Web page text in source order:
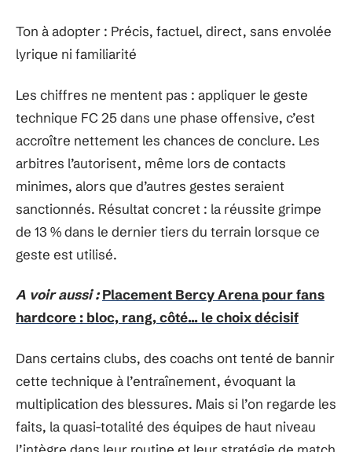
Ton à adopter : Précis, factuel, direct, sans envolée
lyrique ni familiarité
Les chiffres ne mentent pas : appliquer le geste
technique FC 25 dans une phase offensive, c’est
accroître nettement les chances de conclure. Les
arbitres l’autorisent, même lors de contacts
minimes, alors que d’autres gestes seraient
sanctionnés. Résultat concret : la réussite grimpe
de 13 % dans le dernier tiers du terrain lorsque ce
geste est utilisé.
A voir aussi : Placement Bercy Arena pour fans
hardcore : bloc, rang, côté... le choix décisif
Dans certains clubs, des coachs ont tenté de bannir
cette technique à l’entraînement, évoquant la
multiplication des blessures. Mais si l’on regarde les
faits, la quasi-totalité des équipes de haut niveau